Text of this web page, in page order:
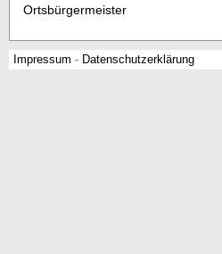
Ortsbürgermeister
Impressum - Datenschutzerklärung